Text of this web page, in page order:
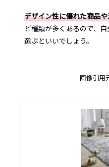
デザイン性に優れた商品
ど種類が多くあるので、
選ぶといいでしょう。
画像引用